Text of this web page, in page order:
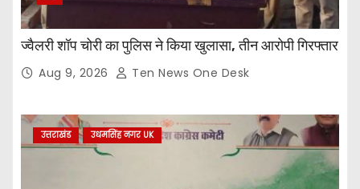
ज्वैलरी शॉप चोरी का पुलिस ने किया खुलासा, तीन आरोपी गिरफ्तार
Aug 9, 2026 Ten News One Desk
उत्तराखंड उधमसिंह नगर UK